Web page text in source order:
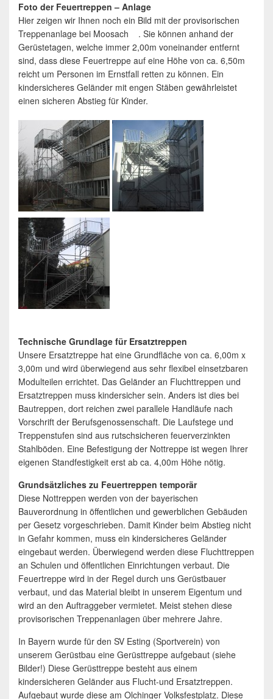
Foto der Feuertreppen – Anlage
Hier zeigen wir Ihnen noch ein Bild mit der provisorischen
Treppenanlage bei Moosach . Sie können anhand der
Gerüstetagen, welche immer 2,00m voneinander entfernt
sind, dass diese Feuertreppe auf eine Höhe von ca. 6,50m
reicht um Personen im Ernstfall retten zu können. Ein
kindersicheres Geländer mit engen Stäben gewährleistet
einen sicheren Abstieg für Kinder.
Technische Grundlage für Ersatztreppen
Unsere Ersatztreppe hat eine Grundfläche von ca. 6,00m x
3,00m und wird überwiegend aus sehr flexibel einsetzbaren
Modulteilen errichtet. Das Geländer an Fluchttreppen und
Ersatztreppen muss kindersicher sein. Anders ist dies bei
Bautreppen, dort reichen zwei parallele Handläufe nach
Vorschrift der Berufsgenossenschaft. Die Laufstege und
Treppenstufen sind aus rutschsicheren feuerverzinkten
Stahlböden. Eine Befestigung der Nottreppe ist wegen Ihrer
eigenen Standfestigkeit erst ab ca. 4,00m Höhe nötig.
Grundsätzliches zu Feuertreppen temporär
Diese Nottreppen werden von der bayerischen
Bauverordnung in öffentlichen und gewerblichen Gebäuden
per Gesetz vorgeschrieben. Damit Kinder beim Abstieg nicht
in Gefahr kommen, muss ein kindersicheres Geländer
eingebaut werden. Überwiegend werden diese Fluchttreppen
an Schulen und öffentlichen Einrichtungen verbaut. Die
Feuertreppe wird in der Regel durch uns Gerüstbauer
verbaut, und das Material bleibt in unserem Eigentum und
wird an den Auftraggeber vermietet. Meist stehen diese
provisorischen Treppenanlagen über mehrere Jahre.
In Bayern wurde für den SV Esting (Sportverein) von
unserem Gerüstbau eine Gerüsttreppe aufgebaut (siehe
Bilder!) Diese Gerüsttreppe besteht aus einem
kindersicheren Geländer aus Flucht-und Ersatztreppen.
Aufgebaut wurde diese am Olchinger Volksfestplatz. Diese